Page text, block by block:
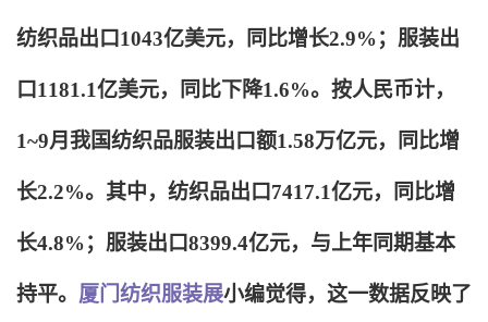
纺织品出口1043亿美元，同比增长2.9%；服装出
口1181.1亿美元，同比下降1.6%。按人民币计，
1~9月我国纺织品服装出口额1.58万亿元，同比增
长2.2%。其中，纺织品出口7417.1亿元，同比增
长4.8%；服装出口8399.4亿元，与上年同期基本
持平。 厦门纺织服装展小编觉得，这一数据反映了